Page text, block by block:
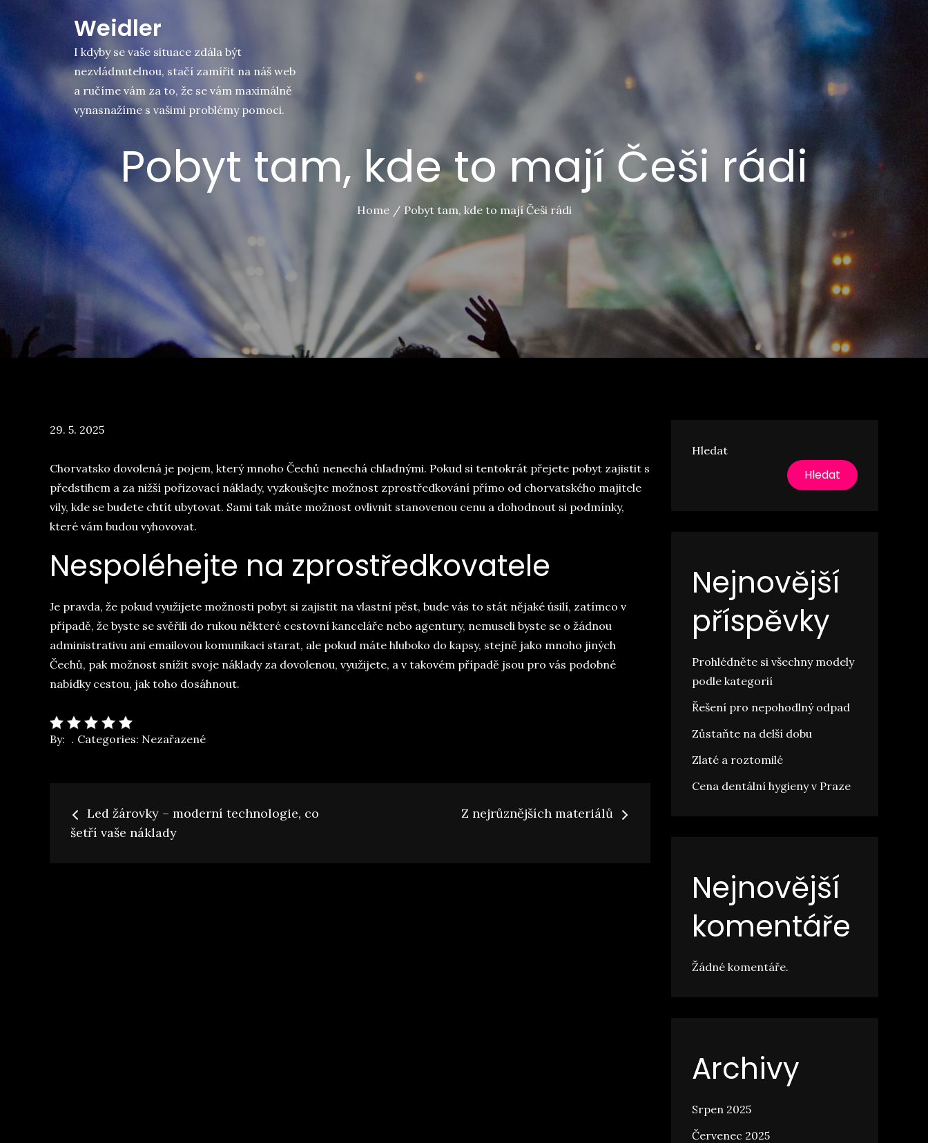
Weidler
I kdyby se vaše situace zdála být
nezvládnutelnou, stačí zamířit na náš web
a ručíme vám za to, že se vám maximálně
vynasnažíme s vašimi problémy pomoci.
Pobyt tam, kde to mají Češi rádi
Home Pobyt tam, kde to mají Češi rádi
Posted
29. 5. 2025
Chorvatsko dovolená je pojem, který mnoho Čechů nenechá chladnými. Pokud si tentokrát přejete pobyt zajistit s
předstihem a za nižší pořizovací náklady, vyzkoušejte možnost zprostředkování přímo od chorvatského majitele
vily, kde se budete chtít ubytovat. Sami tak máte možnost ovlivnit stanovenou cenu a dohodnout si podmínky,
které vám budou vyhovovat.
Nespoléhejte na zprostředkovatele
Je pravda, že pokud využijete možnosti pobyt si zajistit na vlastní pěst, bude vás to stát nějaké úsilí, zatímco v
případě, že byste se svěřili do rukou některé cestovní kanceláře nebo agentury, nemuseli byste se o žádnou
administrativu ani emailovou komunikaci starat, ale pokud máte hluboko do kapsy, stejně jako mnoho jiných
Čechů, pak možnost snížit svoje náklady za dovolenou, využijete, a v takovém případě jsou pro vás podobné
nabídky cestou, jak toho dosáhnout.
By: Categories: Nezařazené
Navigace
pro
Led žárovky – moderní technologie, co
šetří vaše náklady
Z nejrůznějších materiálů
Hledat
Hledat
Nejnovější
příspěvky
Prohlédněte si všechny modely
podle kategorií
Řešení pro nepohodlný odpad
Zůstaňte na delší dobu
Zlaté a roztomilé
Cena dentální hygieny v Praze
Nejnovější
komentáře
Žádné komentáře.
Archivy
Srpen 2025
Červenec 2025